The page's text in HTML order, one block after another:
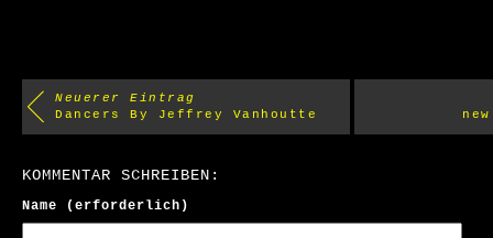
Neuerer Eintrag
Dancers By Jeffrey Vanhoutte
KOMMENTAR SCHREIBEN:
Name (erforderlich)